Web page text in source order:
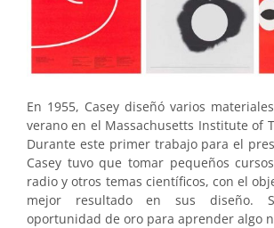
En 1955, Casey diseñó varios
verano en el Massachusetts Institute of
Durante este primer trabajo para el
Casey tuvo que tomar pequeños
radio y otros temas científicos, con el
mejor resultado en sus diseño.
oportunidad de oro para aprender algo